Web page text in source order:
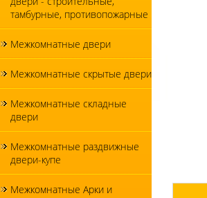
тамбурные, противопожарные
Межкомнатные двери
Межкомнатные скрытые двери
Межкомнатные складные
двери
Межкомнатные раздвижные
двери-купе
Межкомнатные Арки и